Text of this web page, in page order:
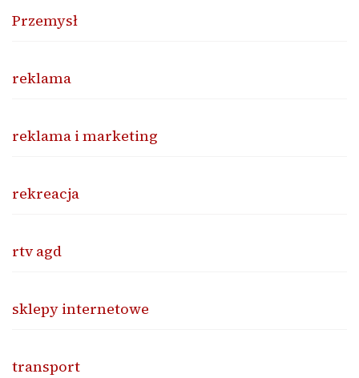
Przemysł
reklama
reklama i marketing
rekreacja
rtv agd
sklepy internetowe
transport